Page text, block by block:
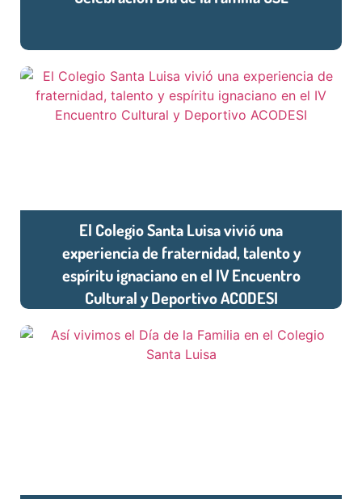
El Colegio Santa Luisa vivió una
experiencia de fraternidad, talento y
espíritu ignaciano en el IV Encuentro
Cultural y Deportivo ACODESI